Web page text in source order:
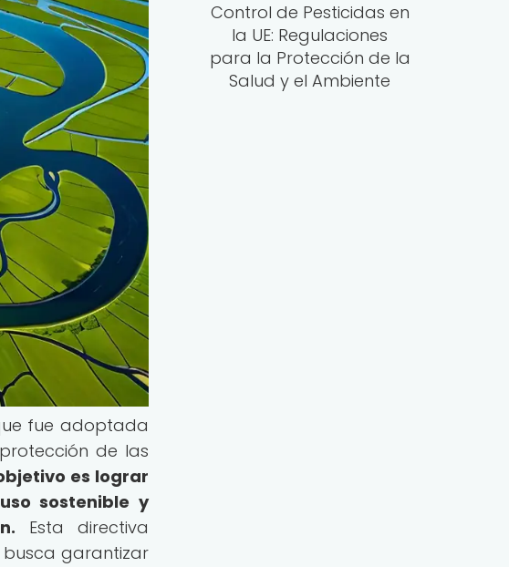
fue adoptada
de las
es lograr
sostenible y
Esta directiva
busca garantizar
Control de Pesticidas en
la UE: Regulaciones
para la Protección de la
Salud y el Ambiente